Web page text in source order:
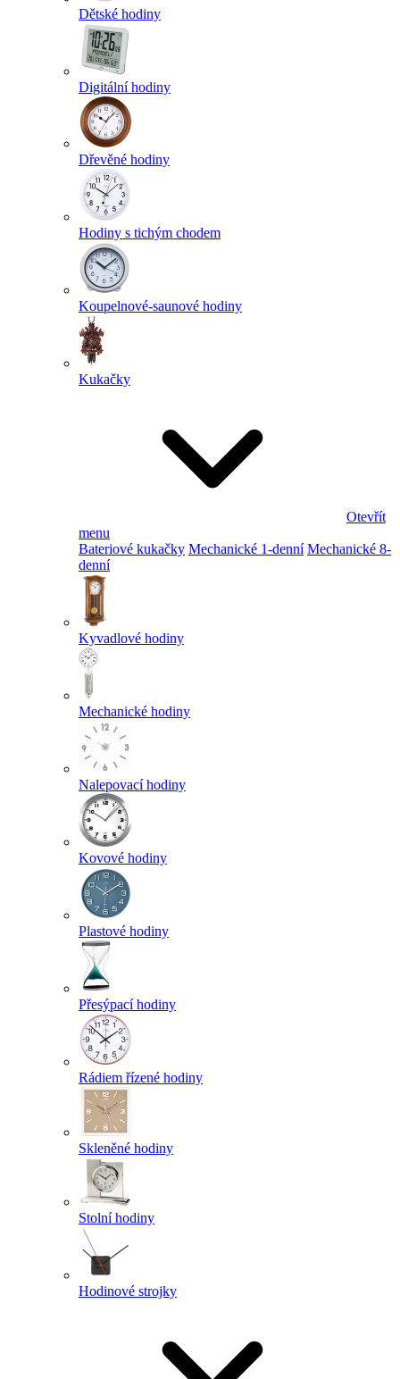
Dětské hodiny
Digitální hodiny
Dřevěné hodiny
Hodiny s tichým chodem
Koupelnové-saunové hodiny
Kukačky
Otevřít
menu
Bateriové kukačky Mechanické 1-denní Mechanické 8-
denní
Kyvadlové hodiny
Mechanické hodiny
Nalepovací hodiny
Kovové hodiny
Plastové hodiny
Přesýpací hodiny
Rádiem řízené hodiny
Skleněné hodiny
Stolní hodiny
Hodinové strojky